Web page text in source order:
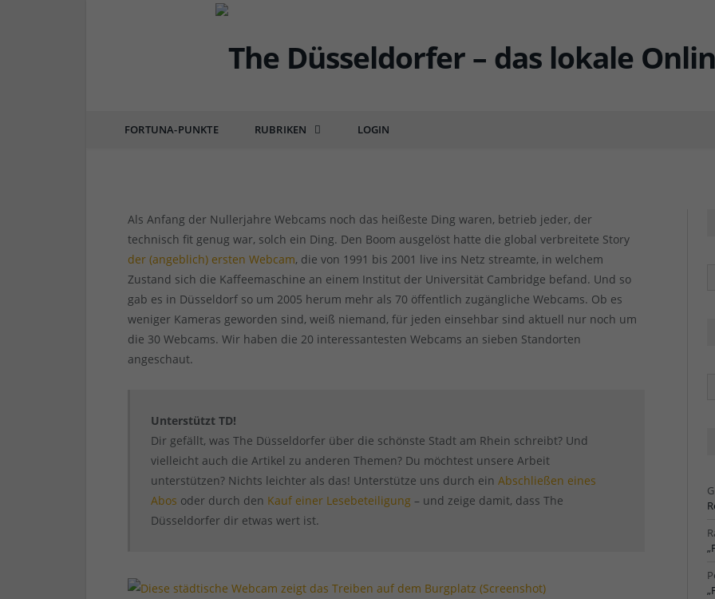
FORTUNA-PUNKTE RUBRIKEN LOGIN
20 Webcams in Düsseldorf, die zeigen, was los ist
Als Anfang der Nullerjahre Webcams noch das heißeste Ding waren, betrieb jeder, der
technisch fit genug war, solch ein Ding. Den Boom ausgelöst hatte die global verbreitete Story
der (angeblich) ersten Webcam, die von 1991 bis 2001 live ins Netz streamte, in welchem
Zustand sich die Kaffeemaschine an einem Institut der Universität Cambridge befand. Und so
gab es in Düsseldorf so um 2005 herum mehr als 70 öffentlich zugängliche Webcams. Ob es
weniger Kameras geworden sind, weiß niemand, für jeden einsehbar sind aktuell nur noch um
die 30 Webcams. Wir haben die 20 interessantesten Webcams an sieben Standorten
angeschaut.
Unterstützt TD!
Dir gefällt, was The Düsseldorfer über die schönste Stadt am Rhein schreibt? Und
vielleicht auch die Artikel zu anderen Themen? Du möchtest unsere Arbeit
unterstützen? Nichts leichter als das! Unterstütze uns durch einAbschließen eines
Abos oder durch den Kauf einer Lesebeteiligung – und zeige damit, dass The
Düsseldorfer dir etwas wert ist.